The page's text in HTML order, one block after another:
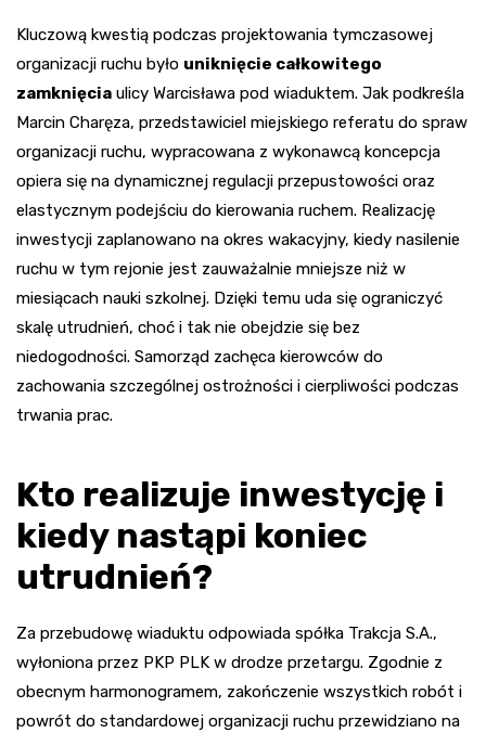
Kluczową kwestią podczas projektowania tymczasowej
organizacji ruchu było uniknięcie całkowitego
zamknięcia ulicy Warcisława pod wiaduktem. Jak podkreśla
Marcin Charęza, przedstawiciel miejskiego referatu do spraw
organizacji ruchu, wypracowana z wykonawcą koncepcja
opiera się na dynamicznej regulacji przepustowości oraz
elastycznym podejściu do kierowania ruchem. Realizację
inwestycji zaplanowano na okres wakacyjny, kiedy nasilenie
ruchu w tym rejonie jest zauważalnie mniejsze niż w
miesiącach nauki szkolnej. Dzięki temu uda się ograniczyć
skalę utrudnień, choć i tak nie obejdzie się bez
niedogodności. Samorząd zachęca kierowców do
zachowania szczególnej ostrożności i cierpliwości podczas
trwania prac.
Kto realizuje inwestycję i
kiedy nastąpi koniec
utrudnień?
Za przebudowę wiaduktu odpowiada spółka Trakcja S.A.,
wyłoniona przez PKP PLK w drodze przetargu. Zgodnie z
obecnym harmonogramem, zakończenie wszystkich robót i
powrót do standardowej organizacji ruchu przewidziano na